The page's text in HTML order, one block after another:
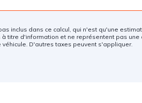
inclus dans ce calcul, qui n'est qu'une
titre d'information et ne représentent pas une
D'autres taxes peuvent s'appliquer.